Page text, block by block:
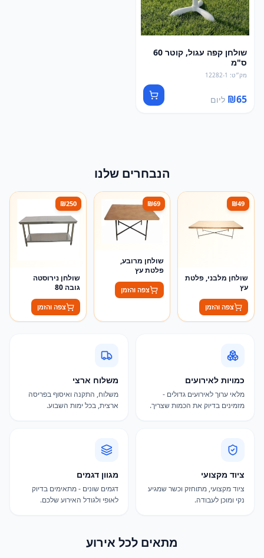
שולחן קפה עגול, קוטר 60
ס"מ
מק״ט:
12282-1
₪65 ליום
הנבחרים שלנו
₪49
שולחן מלבני, פלטת
עץ
צפה והזמן
₪69
שולחן מרובע,
פלטת עץ
צפה והזמן
₪250
שולחן נירוסטה
גובה 80
צפה והזמן
כמויות לאירועים
מלאי ערוך לאירועים גדולים -
מזמינים בדיוק את הכמות שצריך.
משלוח ארצי
משלוח, התקנה ואיסוף בפריסה
ארצית, בכל ימות השבוע.
ציוד מקצועי
ציוד מקצועי, מתוחזק וכשר שמגיע
נקי ומוכן לעבודה.
מגוון דגמים
דגמים שונים - מתאימים בדיוק
לאופי ולגודל האירוע שלכם.
מתאים לכל אירוע